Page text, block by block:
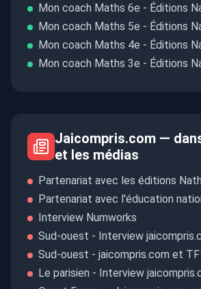
Mon coach Maths 6e - Éditions
Mon coach Maths 5e - Éditions
Mon coach Maths 4e - Éditions
Mon coach Maths 3e - Éditions
Jaicompris.com —
et les médias
Partenariat avec les éditions
Partenariat avec l'éducation
Interview Numworks
Sud-ouest - Interview
Sud-ouest - jaicompris.com et
Le parisien - Interview